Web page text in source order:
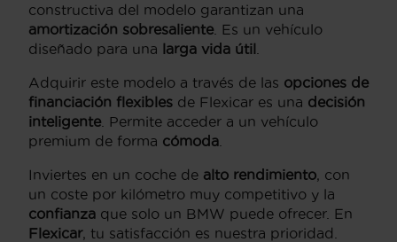
constructiva del modelo garantizan una
amortización sobresaliente . Es un vehículo
diseñado para una larga vida útil
Adquirir este modelo a través de las opciones de
financiación flexibles de Flexicar es una decisión
inteligente . Permite acceder a un vehículo
premium de forma cómoda
Inviertes en un coche de alto rendimiento, con
un coste por kilómetro muy competitivo y la
confianza que solo un BMW puede ofrecer. En
Flexicar, tu satisfacción es nuestra prioridad.